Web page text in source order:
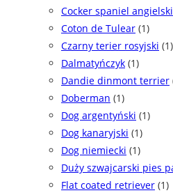
Cocker spaniel angielski
Coton de Tulear (1)
Czarny terier rosyjski (1)
Dalmatyńczyk (1)
Dandie dinmont terrier
Doberman (1)
Dog argentyński (1)
Dog kanaryjski (1)
Dog niemiecki (1)
Duży szwajcarski pies
Flat coated retriever (1)